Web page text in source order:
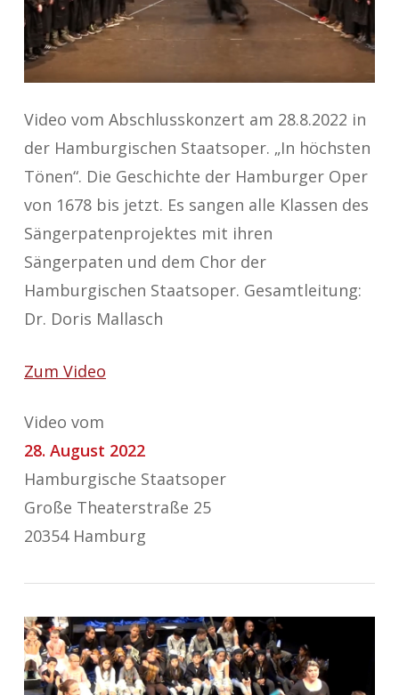
Video vom Abschlusskonzert am 28.8.2022 in
der Hamburgischen Staatsoper. „In höchsten
Tönen“. Die Geschichte der Hamburger Oper
von 1678 bis jetzt. Es sangen alle Klassen des
Sängerpatenprojektes mit ihren
Sängerpaten und dem Chor der
Hamburgischen Staatsoper. Gesamtleitung:
Dr. Doris Mallasch
Zum Video
Video vom
28. August 2022
Hamburgische Staatsoper
Große Theaterstraße 25
20354 Hamburg